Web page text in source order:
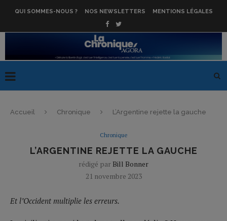
QUI SOMMES-NOUS ? NOS NEWSLETTERS MENTIONS LÉGALES
Accueil Chronique L’Argentine rejette la gauche
Chronique
L’ARGENTINE REJETTE LA GAUCHE
rédigé par Bill Bonner
21 novembre 2023
Et l’Occident multiplie les erreurs.